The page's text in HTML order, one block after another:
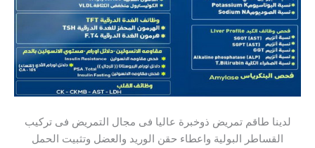
لدينا طاقم تمريض ذوخبرة عاليا فى مجال التمريض فى تركيب
القساطر البولية واعطاء حقن الوريد والعضل وتثبيت الحمل